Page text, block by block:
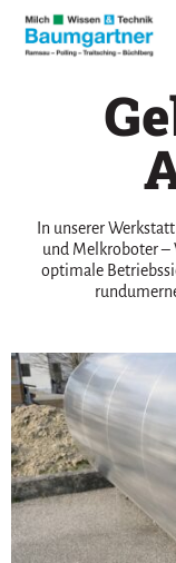
In unserer
und Melkroboter –
optimale